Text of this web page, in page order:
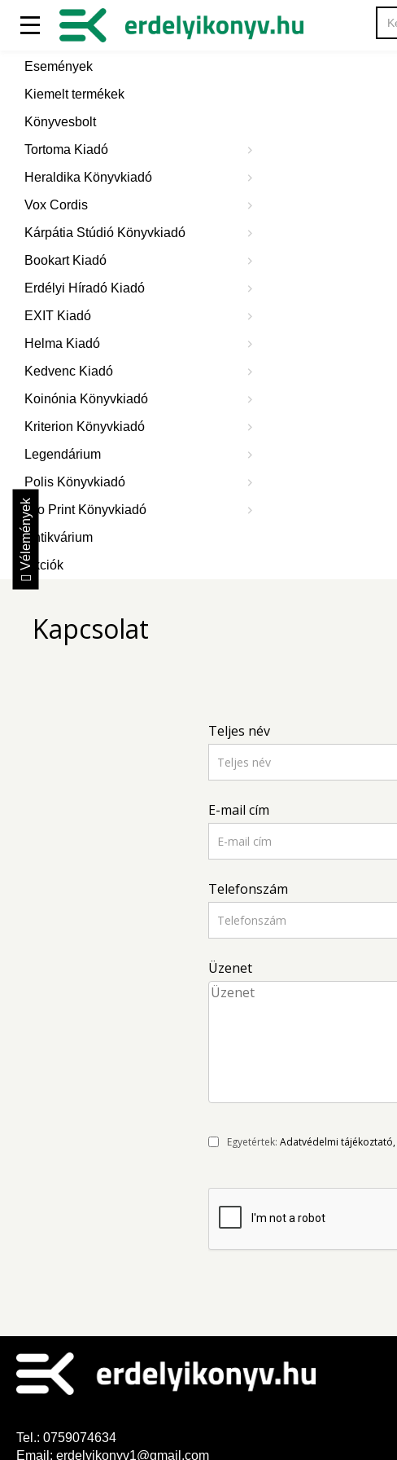
Események
Kiemelt termékek
Könyvesbolt
Tortoma Kiadó
Heraldika Könyvkiadó
Vox Cordis
Kárpátia Stúdió Könyvkiadó
Bookart Kiadó
Erdélyi Híradó Kiadó
EXIT Kiadó
Helma Kiadó
Kedvenc Kiadó
Koinónia Könyvkiadó
Kriterion Könyvkiadó
Legendárium
Polis Könyvkiadó
Pro Print Könyvkiadó
Antikvárium
Akciók
Kapcsolat
Teljes név
E-mail cím
Telefonszám
Üzenet
Egyetértek: Adatvédelmi tájékoztató
Tel.: 0759074634
Email: erdelyikonyv1@gmail.com
Vélemények